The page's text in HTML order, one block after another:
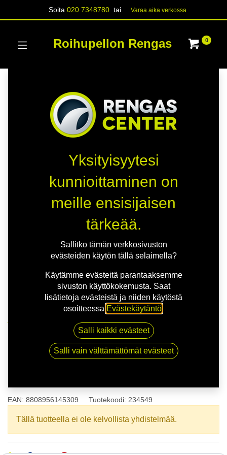
Soita020 7348780 tai Varaa aika verk​​​​ossa
Roihupellon Rengas 0
165/70R13 79T KUMHO SOLUS HA31 XL
165/70R13 79T KUMHO SOLUS
EAN: 8808956145309 Tuotekoodi: 234549
Tällä tuotteella ei ole kelvollista yhdistelmää.
Yksityisyytesi
kunnioittaminen on
meille ensisijaisen
tärkeää.
Sallitko tämän verkkosivuston
evästeiden käytön tällä selaimella?
Käytämme evästeitä parantaaksemme
sivuston käyttökokemusta. Saat
lisätietoja evästeistä ja niiden käytöstä
osoitteessa Evästekäytäntö
Salli kaikki evästeet
Salli vain välttämättömät evästeet